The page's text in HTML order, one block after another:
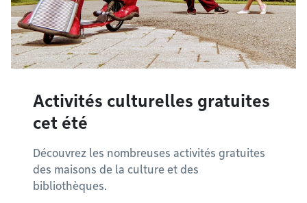
Activités culturelles gratuites
cet été
Découvrez les nombreuses activités gratuites
des maisons de la culture et des
bibliothèques.